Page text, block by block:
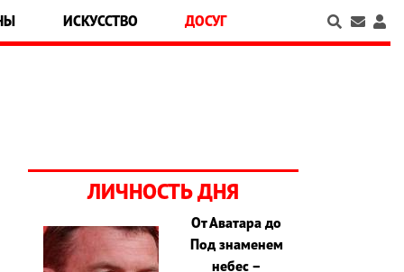
ИСКУССТВО ДОСУГ
ЛИЧНОСТЬ ДНЯ
От Аватара до
Под знаменем
небес –